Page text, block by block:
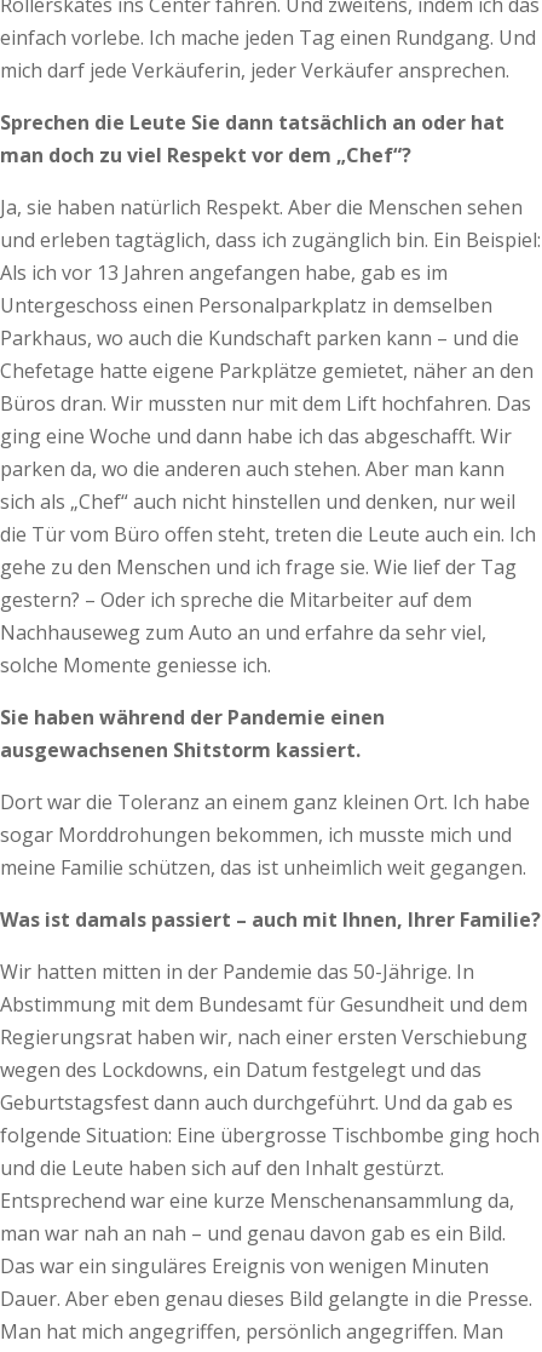
einfach vorlebe. Ich mache jeden Tag einen Rundgang. Und
mich darf jede Verkäuferin, jeder Verkäufer ansprechen.
Sprechen die Leute Sie dann tatsächlich an oder hat
man doch zu viel Respekt vor dem „Chef“?
Ja, sie haben natürlich Respekt. Aber die Menschen sehen
und erleben tagtäglich, dass ich zugänglich bin. Ein Beispiel:
Als ich vor 13 Jahren angefangen habe, gab es im
Untergeschoss einen Personalparkplatz in demselben
Parkhaus, wo auch die Kundschaft parken kann – und die
Chefetage hatte eigene Parkplätze gemietet, näher an den
Büros dran. Wir mussten nur mit dem Lift hochfahren. Das
ging eine Woche und dann habe ich das abgeschafft. Wir
parken da, wo die anderen auch stehen. Aber man kann
sich als „Chef“ auch nicht hinstellen und denken, nur weil
die Tür vom Büro offen steht, treten die Leute auch ein. Ich
gehe zu den Menschen und ich frage sie. Wie lief der Tag
gestern? – Oder ich spreche die Mitarbeiter auf dem
Nachhauseweg zum Auto an und erfahre da sehr viel,
solche Momente geniesse ich.
Sie haben während der Pandemie einen
ausgewachsenen Shitstorm kassiert.
Dort war die Toleranz an einem ganz kleinen Ort. Ich habe
sogar Morddrohungen bekommen, ich musste mich und
meine Familie schützen, das ist unheimlich weit gegangen.
Was ist damals passiert – auch mit Ihnen, Ihrer Familie?
Wir hatten mitten in der Pandemie das 50-Jährige. In
Abstimmung mit dem Bundesamt für Gesundheit und dem
Regierungsrat haben wir, nach einer ersten Verschiebung
wegen des Lockdowns, ein Datum festgelegt und das
Geburtstagsfest dann auch durchgeführt. Und da gab es
folgende Situation: Eine übergrosse Tischbombe ging hoch
und die Leute haben sich auf den Inhalt gestürzt.
Entsprechend war eine kurze Menschenansammlung da,
man war nah an nah – und genau davon gab es ein Bild.
Das war ein singuläres Ereignis von wenigen Minuten
Dauer. Aber eben genau dieses Bild gelangte in die Presse.
Man hat mich angegriffen, persönlich angegriffen. Man